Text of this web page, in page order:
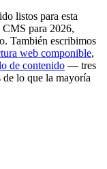
listos para esta
CMS para 2026,
También escribimos
web componible,
de contenido — tres
de lo que la mayoría